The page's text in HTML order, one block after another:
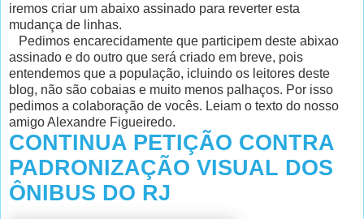
iremos criar um abaixo assinado para reverter esta
mudança de linhas.
Pedimos encarecidamente que participem deste abixao
assinado e do outro que será criado em breve, pois
entendemos que a população, icluindo os leitores deste
blog, não são cobaias e muito menos palhaços. Por isso
pedimos a colaboração de vocês. Leiam o texto do nosso
amigo Alexandre Figueiredo.
CONTINUA PETIÇÃO CONTRA
PADRONIZAÇÃO VISUAL DOS
ÔNIBUS DO RJ